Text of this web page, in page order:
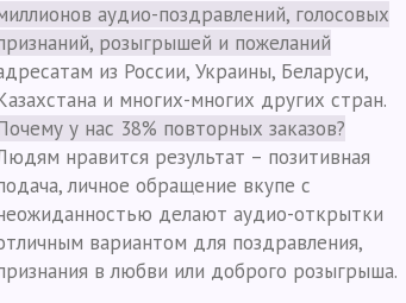
аудио-поздравлений, голосовых
розыгрышей и пожеланий
из России, Украины, Беларуси,
и многих-многих других стран.
у нас 38% повторных заказов?
нравится результат – позитивная
личное обращение вкупе с
делают аудио-открытки
вариантом для поздравления,
в любви или доброго розыгрыша.